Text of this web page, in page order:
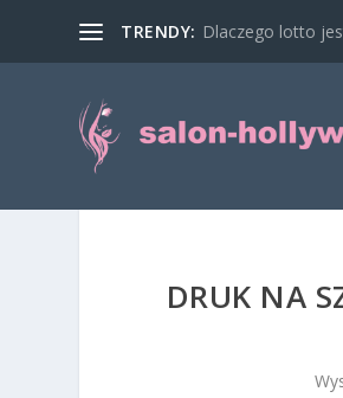
TRENDY: Dlaczego lotto
DRUK NA